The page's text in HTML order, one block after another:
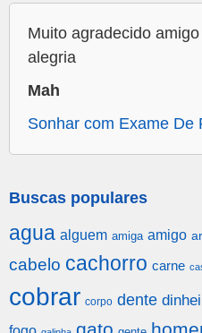
Muito agradecido
alegria
Mah
Sonhar com Exame De
Buscas populares
agua alguem amiga amigo
cabelo cachorro carne
cobrar corpo dente